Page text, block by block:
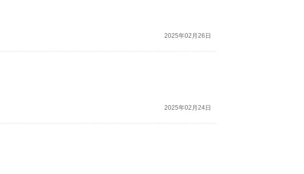
2025年02月26日
2025年02月24日